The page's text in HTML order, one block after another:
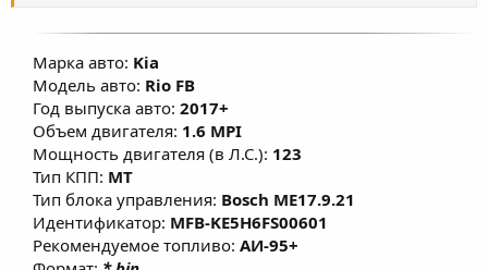
Марка авто: Kia
Модель авто: Rio FB
Год выпуска авто: 2017+
Объем двигателя: 1.6 MPI
Мощность двигателя (в Л.С.): 123
Тип КПП: MT
Тип блока управления: Bosch ME17.9.21
Идентификатор: MFB-KE5H6FS00601
Рекомендуемое топливо: АИ-95+